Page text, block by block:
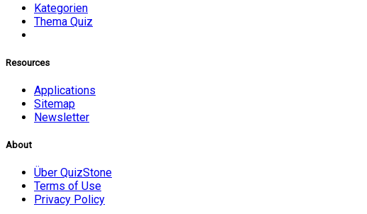
Kategorien
Thema Quiz
Resources
Applications
Sitemap
Newsletter
About
Über QuizStone
Terms of Use
Privacy Policy